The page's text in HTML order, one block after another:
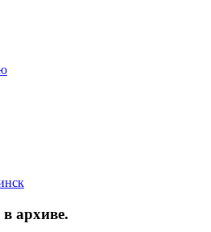
архиве.